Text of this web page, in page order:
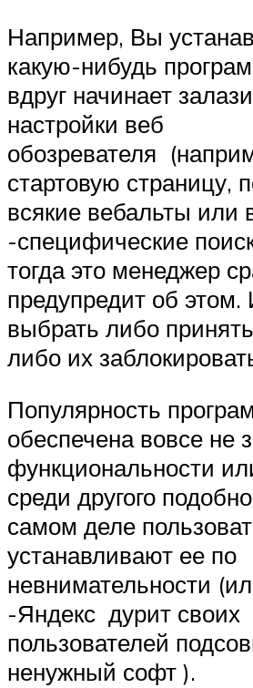
Например, Вы
какую-нибудь
вдруг начинает
настройки веб
обозревателя
стартовую страницу,
всякие вебальты или
-специфические
тогда это менеджер
предупредит об
выбрать либо
либо их
Популярность
обеспечена вовсе не
функциональности
среди другого
самом деле
устанавливают ее по
невнимательности
-Яндекс дурит своих
пользователей
ненужный софт ).